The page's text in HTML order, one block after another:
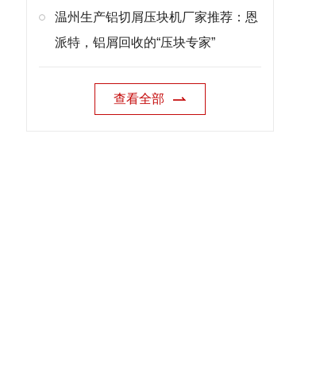
温州生产铝切屑压块机厂家推荐：恩
派特，铝屑回收的“压块专家”
查看全部